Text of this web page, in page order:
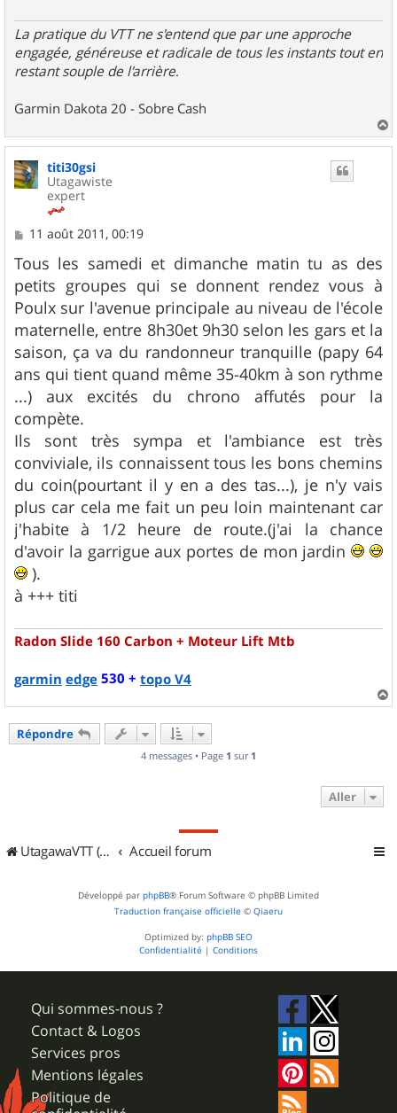
La pratique du VTT ne s'entend que par une approche
engagée, généreuse et radicale de tous les instants tout en
restant souple de l'arrière.
Garmin Dakota 20 - Sobre Cash
a
u
titi30gsi
Utagawiste
expert
M
s
s
a
g
e
11 août 2011, 00:19
Tous les samedi et dimanche matin tu as des
petits groupes qui se donnent rendez vous à
Poulx sur l'avenue principale au niveau de l'école
maternelle, entre 8h30et 9h30 selon les gars et la
saison, ça va du randonneur tranquille (papy 64
ans qui tient quand même 35-40km à son rythme
...) aux excités du chrono affutés pour la
compète.
Ils sont très sympa et l'ambiance est très
conviviale, ils connaissent tous les bons chemins
du coin(pourtant il y en a des tas...), je n'y vais
plus car cela me fait un peu loin maintenant car
j'habite à 1/2 heure de route.(j'ai la chance
d'avoir la garrigue aux portes de mon jardin
).
à +++ titi
Radon Slide 160 Carbon + Moteur Lift Mtb
garmin edge530 + topo V4
a
Répondre
4 messages • Page 1 sur 1
Aller
UtagawaVTT (Randos VTT et VTTAE avec traces GPS) Accueil forum
Développé par phpBB® Forum Software © phpBB Limited
Traduction française officielle © Qiaeru
Optimized by: phpBB SEO
Confidentialité | Conditions
Qui sommes-nous ?
Contact & Logos
Services pros
Mentions légales
Politique de